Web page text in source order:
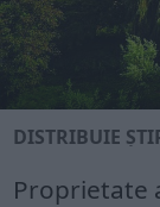
DISTRIBUIE
Proprietate